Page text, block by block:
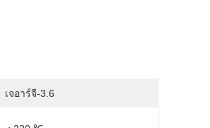
เจอาร์จี-3.6